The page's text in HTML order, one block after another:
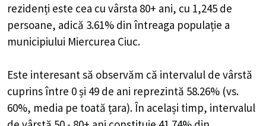
rezidenți este cea cu vârsta 80+ ani, cu 1,245 de
persoane, adică 3.61% din întreaga populație a
municipiului Miercurea Ciuc.
Este interesant să observăm că intervalul de vârstă
cuprins între 0 și 49 de ani reprezintă 58.26% (vs.
60%, media pe toată țara). În același timp, intervalul